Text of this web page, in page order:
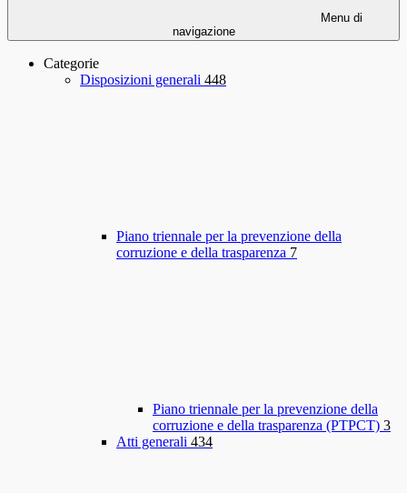
Menu di
navigazione
Categorie
Disposizioni generali 448
Piano triennale per la prevenzione della
corruzione e della trasparenza 7
Piano triennale per la prevenzione della
corruzione e della trasparenza (PTPCT) 3
Atti generali 434